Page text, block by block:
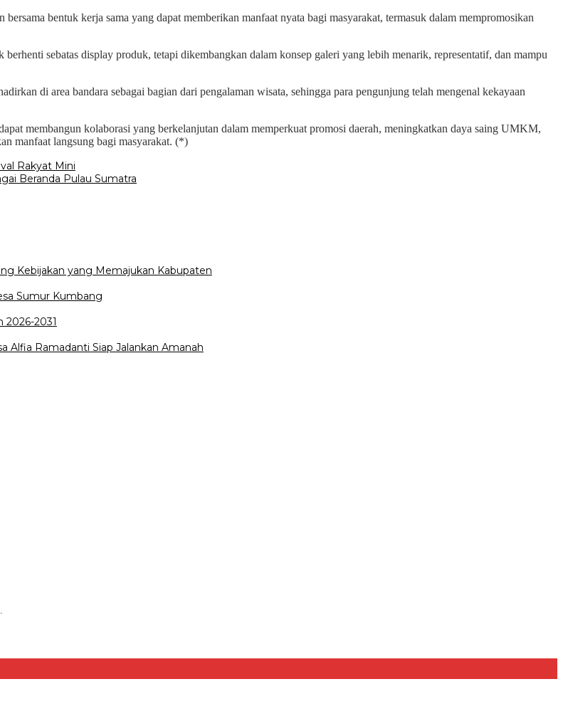
bentuk kerja sama yang dapat memberikan manfaat nyata bagi masyarakat, termasuk dalam mempromosikan
sebatas display produk, tetapi dikembangkan dalam konsep galeri yang lebih menarik, representatif, dan mampu
di area bandara sebagai bagian dari pengalaman wisata, sehingga para pengunjung telah mengenal kekayaan
membangun kolaborasi yang berkelanjutan dalam memperkuat promosi daerah, meningkatkan daya saing UMKM,
manfaat langsung bagi masyarakat. (*)
Rakyat Mini
Beranda Pulau Sumatra
Kebijakan yang Memajukan Kabupaten
Sumur Kumbang
2031
Alfia Ramadanti Siap Jalankan Amanah